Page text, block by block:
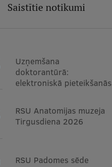
Saistītie notikumi
Uzņemšana
doktorantūrā:
elektroniskā pieteikšanās
RSU Anatomijas muzeja
Tirgusdiena 2026
RSU Padomes sēde